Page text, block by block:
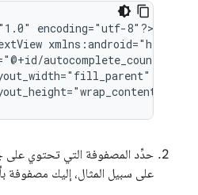
encoding="utf-8"?>
حدِّد المصفوفة التي تحتوي على
على سبيل المثال، إليك مصفوفة